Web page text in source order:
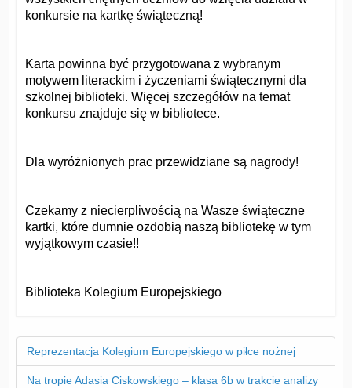
konkursie na kartkę świąteczną!
Karta powinna być przygotowana z wybranym
motywem literackim i życzeniami świątecznymi dla
szkolnej biblioteki. Więcej szczegółów na temat
konkursu znajduje się w bibliotece.
Dla wyróżnionych prac przewidziane są nagrody!
Czekamy z niecierpliwością na Wasze świąteczne
kartki, które dumnie ozdobią naszą bibliotekę w tym
wyjątkowym czasie!!
Biblioteka Kolegium Europejskiego
Reprezentacja Kolegium Europejskiego w piłce nożnej
Na tropie Adasia Ciskowskiego – klasa 6b w trakcie analizy